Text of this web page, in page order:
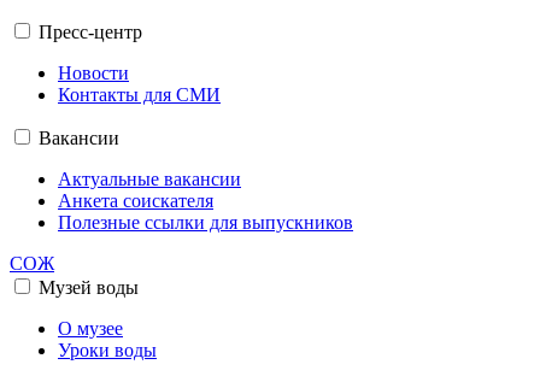
Пресс-центр
Новости
Контакты для СМИ
Вакансии
Актуальные вакансии
Анкета соискателя
Полезные ссылки для выпускников
СОЖ
Музей воды
О музее
Уроки воды